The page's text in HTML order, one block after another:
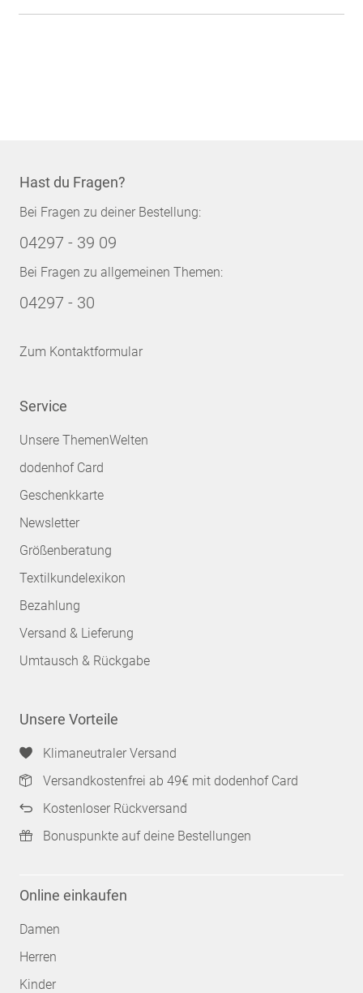
Hast du Fragen?
Bei Fragen zu deiner Bestellung:
04297 - 39 09
Bei Fragen zu allgemeinen Themen:
04297 - 30
Zum Kontaktformular
Service
Unsere ThemenWelten
dodenhof Card
Geschenkkarte
Newsletter
Größenberatung
Textilkundelexikon
Bezahlung
Versand & Lieferung
Umtausch & Rückgabe
Unsere Vorteile
Klimaneutraler Versand
Versandkostenfrei ab 49€ mit dodenhof Card
Kostenloser Rückversand
Bonuspunkte auf deine Bestellungen
Online einkaufen
Damen
Herren
Kinder